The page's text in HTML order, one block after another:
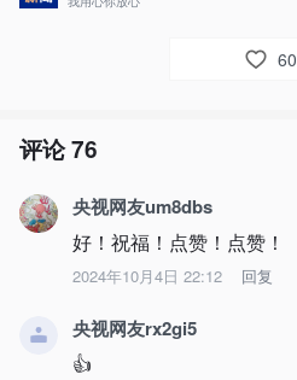
60
评论76
央视网友um8dbs
好！祝福！点赞！点赞！
2024年10月4日 22:12 回复
央视网友rx2gi5
👍